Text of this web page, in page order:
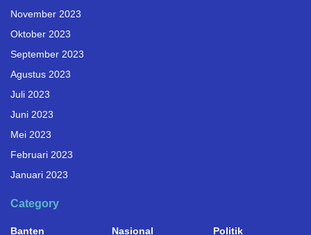
November 2023
Oktober 2023
September 2023
Agustus 2023
Juli 2023
Juni 2023
Mei 2023
Februari 2023
Januari 2023
Category
Banten Nasional Politik